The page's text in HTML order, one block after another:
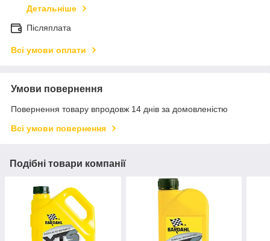
Детальніше
Післяплата
Всі умови оплати
Умови повернення
Повернення товару впродовж 14 днів за домовленістю
Всі умови повернення
Подібні товари компанії